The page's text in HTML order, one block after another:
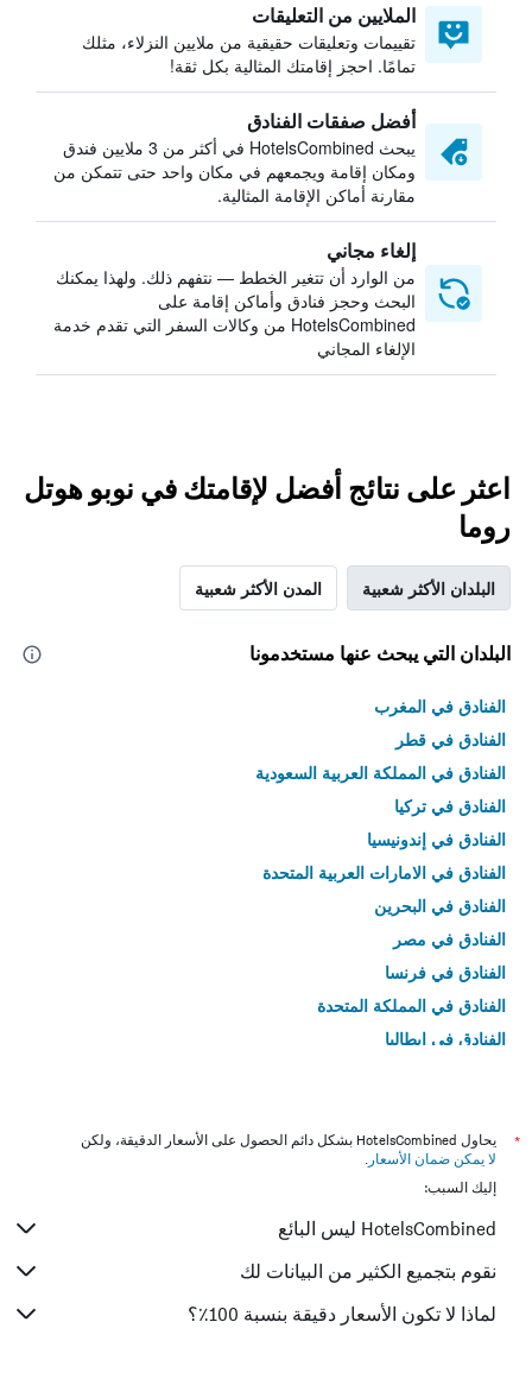
الملايين من التعليقات
تقييمات وتعليقات حقيقية من ملايين النزلاء، مثلك
تمامًا. احجز إقامتك المثالية بكل ثقة!
أفضل صفقات الفنادق
يبحث HotelsCombined في أكثر من 3 ملايين فندق
ومكان إقامة ويجمعهم في مكان واحد حتى تتمكن من
مقارنة أماكن الإقامة المثالية.
إلغاء مجاني
من الوارد أن تتغير الخطط — نتفهم ذلك. ولهذا يمكنك
البحث وحجز فنادق وأماكن إقامة على
HotelsCombined من وكالات السفر التي تقدم خدمة
الإلغاء المجاني
اعثر على نتائج أفضل لإقامتك في نوبو هوتل
روما
البلدان الأكثر شعبية المدن الأكثر شعبية
البلدان التي يبحث عنها مستخدمونا
الفنادق في المغرب
الفنادق في قطر
الفنادق في المملكة العربية السعودية
الفنادق في تركيا
الفنادق في إندونيسيا
الفنادق في الامارات العربية المتحدة
الفنادق في البحرين
الفنادق في مصر
الفنادق في فرنسا
الفنادق في المملكة المتحدة
الفنادق في إيطاليا
*
يحاول HotelsCombined بشكل دائم الحصول على الأسعار الدقيقة، ولكن
لا يمكن ضمان الأسعار .
إليك السبب:
HotelsCombined ليس البائع
نقوم بتجميع الكثير من البيانات لك
لماذا لا تكون الأسعار دقيقة بنسبة 100٪؟